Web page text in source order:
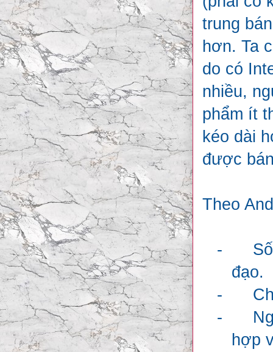
trung
hơn. Ta
do có
nhiều,
phẩm ít
kéo dài
được
Theo
-
đạo.
-
-
hợp